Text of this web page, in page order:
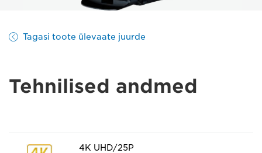
Tagasi toote ülevaate juurde
Tehnilised andmed
4K UHD/25P